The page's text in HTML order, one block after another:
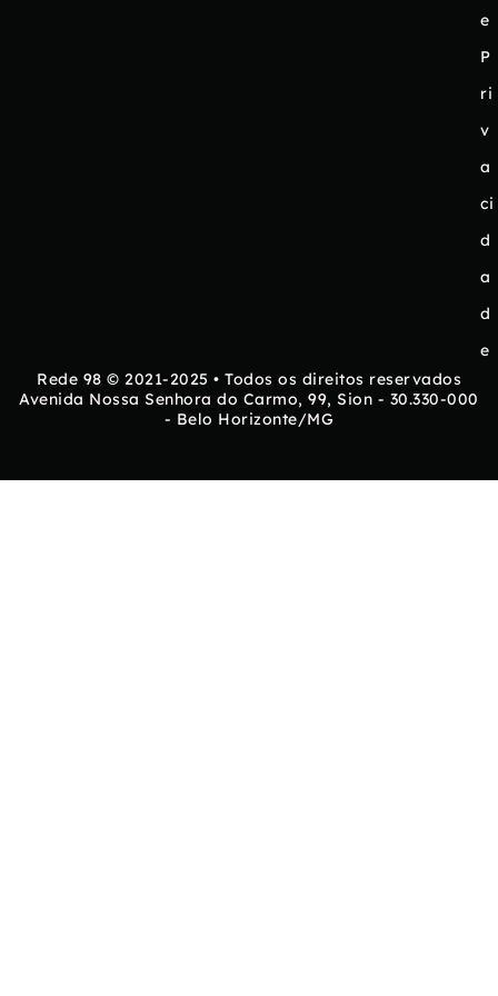
e
P
ri
v
a
ci
d
a
d
e
Rede 98 © 2021-2025 • Todos os direitos reservados
Avenida Nossa Senhora do Carmo, 99, Sion - 30.330-000
- Belo Horizonte/MG